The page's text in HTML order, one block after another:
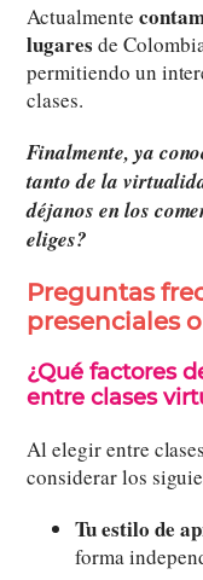
Actualmente
lugares de
permitiendo un
clases.
Finalmente, ya
tanto de la
déjanos en los
eliges?
Preguntas
presenciales
¿Qué factores
entre clases
Al elegir entre
considerar los
Tu estilo de
forma